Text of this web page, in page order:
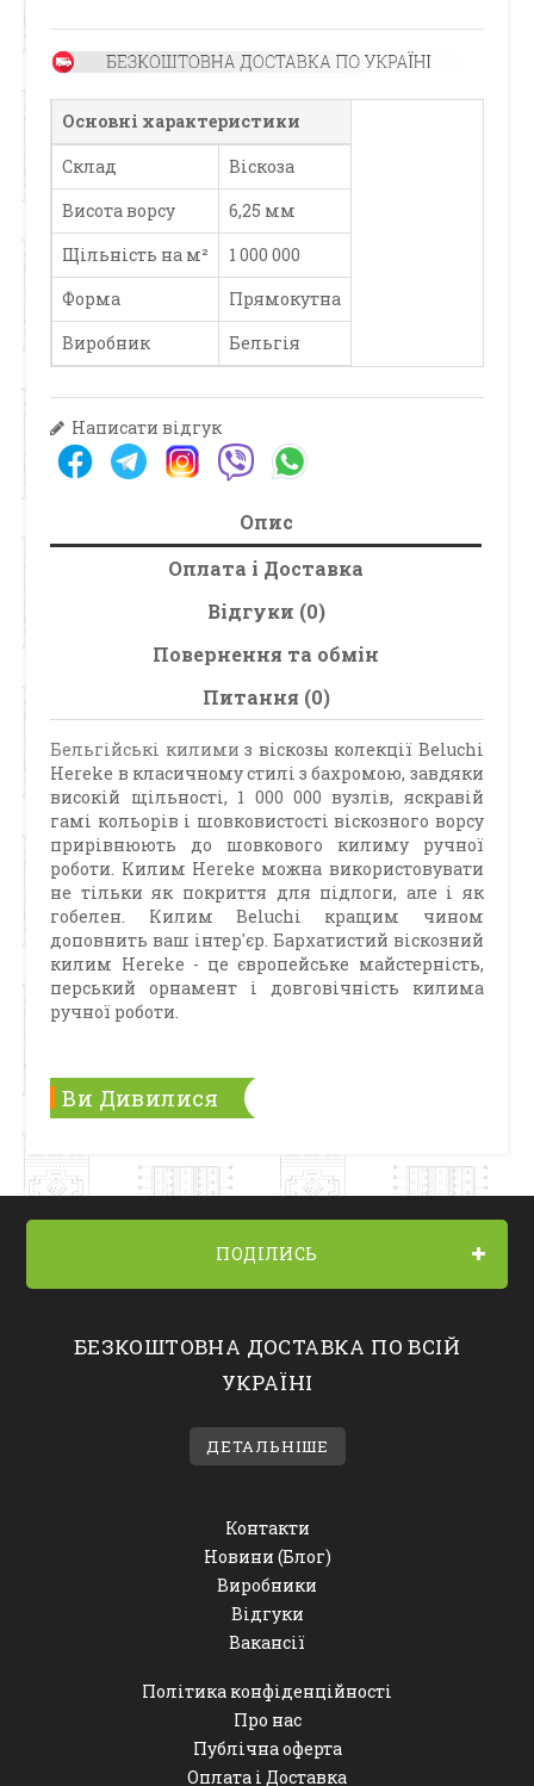
Основні характеристики
Склад
Віскоза
Висота ворсу
6,25 мм
Щільність на м²
1 000 000
Форма
Прямокутна
Виробник
Бельгія
Написати відгук
Опис
Оплата і Доставка
Відгуки (0)
Повернення та обмін
Питання (0)
Бельгійські килими з віскозы колекції Beluchi
Hereke в класичному стилі з бахромою, завдяки
високій щільності, 1 000 000 вузлів, яскравій
гамі кольорів і шовковистості віскозного ворсу
прирівнюють до шовкового килиму ручної
роботи. Килим Hereke можна використовувати
не тільки як покриття для підлоги, але і як
гобелен. Килим Beluchi кращим чином
доповнить ваш інтер'єр. Бархатистий віскозний
килим Hereke - це європейське майстерність,
перський орнамент і довговічність килима
ручної роботи.
Ви Дивилися
ПОДІЛИСЬ
БЕЗКОШТОВНА ДОСТАВКА ПО ВСІЙ
УКРАЇНІ
ДЕТАЛЬНІШЕ
Контакти
Новини (Блог)
Виробники
Відгуки
Вакансії
Політика конфіденційності
Про нас
Публічна оферта
Оплата і Доставка